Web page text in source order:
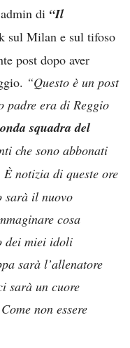
di “Il
sul Milan e sul tifoso
post dopo aver
“Questo è un post
padre era di Reggio
squadra del
che sono abbonati
È notizia di queste ore
sarà il nuovo
cosa
dei miei idoli
sarà l’allenatore
sarà un cuore
non essere